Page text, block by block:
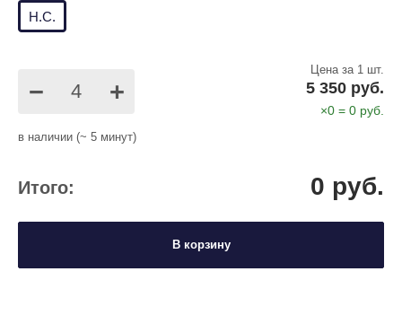
Н.С.
− +
Цена за 1 шт.
5 350 руб.
×0 = 0 руб.
в наличии (~ 5 минут)
Итого: 0 руб.
В корзину